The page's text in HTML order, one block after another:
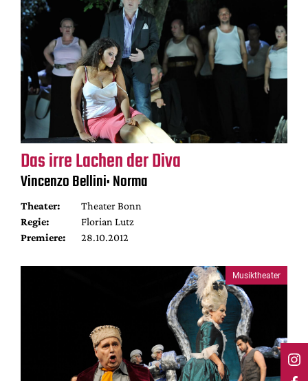
Das irre Lachen der Diva
Vincenzo Bellini: Norma
Theater:
Theater Bonn
Regie:
Florian Lutz
Premiere:
28.10.2012
Musiktheater